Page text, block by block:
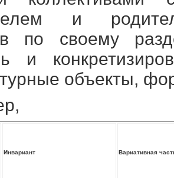
и
по своему
и
объекты,
Инвариант Вариативная